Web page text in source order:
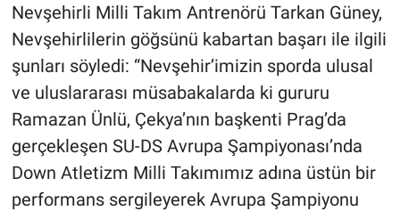
Nevşehirli Milli Takım Antrenörü Tarkan Güney,
Nevşehirlilerin göğsünü kabartan başarı ile ilgili
şunları söyledi: “Nevşehir’imizin sporda ulusal
ve uluslararası müsabakalarda ki gururu
Ramazan Ünlü, Çekya’nın başkenti Prag’da
gerçekleşen SU-DS Avrupa Şampiyonası’nda
Down Atletizm Milli Takımımız adına üstün bir
performans sergileyerek Avrupa Şampiyonu